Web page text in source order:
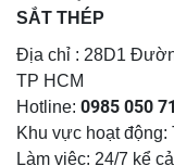
SẮT THÉP
Địa chỉ : 28D1
TP HCM
Hotline: 0985 050
Khu vực hoạt động:
Làm việc: 24/7 kể